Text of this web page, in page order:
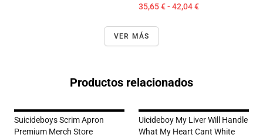
35,65 € - 42,04 €
VER MÁS
Productos relacionados
Suicideboys Scrim Apron
Premium Merch Store
Uicideboy My Liver Will Handle
What My Heart Cant White